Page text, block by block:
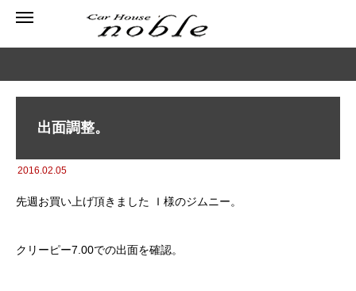
出面調整。
2016.02.05
先週お買い上げ頂きました Ｉ様のジムニー。
クリーピー7.00での出面を確認。